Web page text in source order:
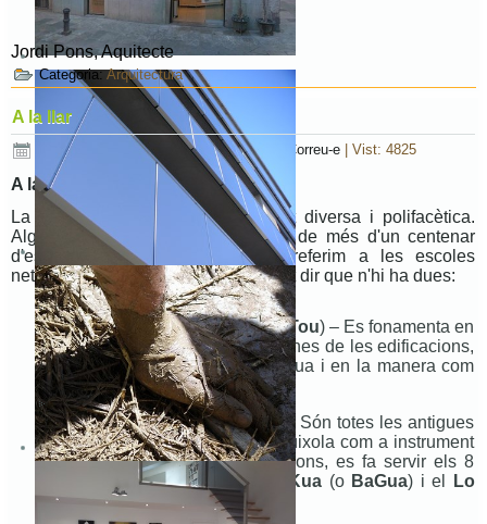
Jordi Pons, Aquitecte
Categoria:Arquitectura
A la llar
Publicat el 05 Gener 2016 |Imprimeix Correu-e |Vist: 4825
A la llar
La pràctica del Feng Shui és molt diversa i polifacètica.
Alguns textos originals ens parlen de més d'un centenar
d'escoles diferents, però si ens referim a les escoles
netament tradicionals xineses, es pot dir que n'hi ha dues:
Escola de les Formes(Luan Tou) – Es fonamenta en
la formació de les formes externes de les edificacions,
la topografia, els corrents d'aigua i en la manera com
influeixen en les construccions.
Escola de la Brúixola(Li Qi) - Són totes les antigues
tradicions que utilitzaven la brúixola com a instrument
d'anàlisi. Buscant les orientacions, es fa servir els 8
trigrames de l'I Ching , el Pa Kua (o BaGua) i el
Lo
Shuo quadrat màgic..